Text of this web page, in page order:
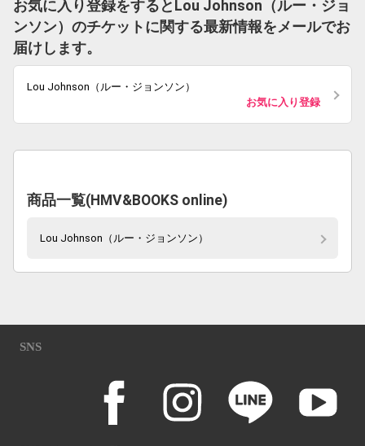
お気に入り登録をするとLou Johnson（ルー・ジョ
ンソン）のチケットに関する最新情報をメールでお
届けします。
Lou Johnson（ルー・ジョンソン）
お気に入り登録
商品一覧(HMV&BOOKS online)
Lou Johnson（ルー・ジョンソン）
SNS